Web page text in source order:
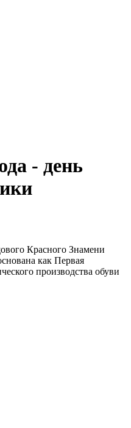
- день
Красного Знамени
как Первая
производства обуви